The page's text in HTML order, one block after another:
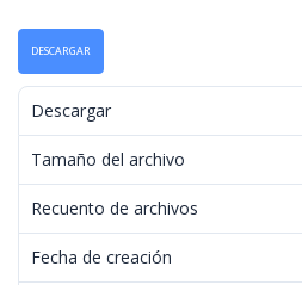
DESCARGAR
Descargar
Tamaño del archivo
Recuento de archivos
Fecha de creación